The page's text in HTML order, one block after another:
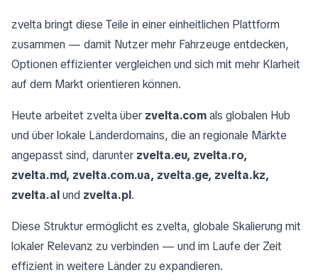
zvelta bringt diese Teile in einer einheitlichen Plattform
zusammen — damit Nutzer mehr Fahrzeuge entdecken,
Optionen effizienter vergleichen und sich mit mehr Klarheit
auf dem Markt orientieren können.
Heute arbeitet zvelta über zvelta.comals globalen Hub
und über lokale Länderdomains, die an regionale Märkte
angepasst sind, darunter zvelta.eu, zvelta.ro,
zvelta.md, zvelta.com.ua, zvelta.ge, zvelta.kz,
zvelta.alund zvelta.pl.
Diese Struktur ermöglicht es zvelta, globale Skalierung mit
lokaler Relevanz zu verbinden — und im Laufe der Zeit
effizient in weitere Länder zu expandieren.